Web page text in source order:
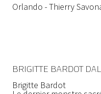
Orlando - Thierry
BRIGITTE BARDOT
Brigitte Bardot